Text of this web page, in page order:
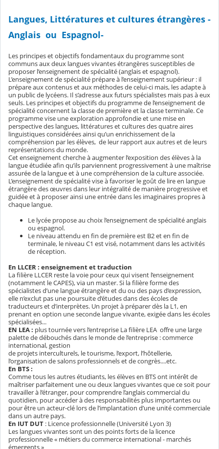
Langues, Littératures et cultures étrangères -
Anglais ou Espagnol-
Les principes et objectifs fondamentaux du programme sont
communs aux deux langues vivantes étrangères susceptibles de
proposer l’enseignement de spécialité (anglais et espagnol).
L’enseignement de spécialité prépare à l’enseignement supérieur : il
prépare aux contenus et aux méthodes de celui-ci mais, les adapte à
un public de lycéens. Il s’adresse aux futurs spécialistes mais pas à eux
seuls. Les principes et objectifs du programme de l’enseignement de
spécialité concernent la classe de première et la classe terminale. Ce
programme vise une exploration approfondie et une mise en
perspective des langues, littératures et cultures des quatre aires
linguistiques considérées ainsi qu’un enrichissement de la
compréhension par les élèves, de leur rapport aux autres et de leurs
représentations du monde.
Cet enseignement cherche à augmenter l’exposition des élèves à la
langue étudiée afin qu’ils parviennent progressivement à une maîtrise
assurée de la langue et à une compréhension de la culture associée.
L’enseignement de spécialité vise à favoriser le goût de lire en langue
étrangère des œuvres dans leur intégralité de manière progressive et
guidée et à proposer ainsi une entrée dans les imaginaires propres à
chaque langue.
Le lycée propose au choix l’enseignement de spécialité anglais
ou espagnol.
Le niveau attendu en fin de première est B2 et en fin de
terminale, le niveau C1 est visé, notamment dans les activités
de réception.
En LLCER : enseignement et traduction
La filière LLCER reste la voie pour ceux qui visent l’enseignement
(notamment le CAPES), via un master. Si la filière forme des
spécialistes d’une langue étrangère et du ou des pays d’expression,
elle n’exclut pas une poursuite d’études dans des écoles de
traducteurs et d’interprètes. Un projet à préparer dès la L1, en
prenant en option une seconde langue vivante, exigée dans les écoles
spécialisées...
EN LEA : plus tournée vers l’entreprise La filière LEA offre une large
palette de débouchés dans le monde de l’entreprise : commerce
international, gestion
de projets interculturels, le tourisme, l’export, l’hôtellerie,
l’organisation de salons professionnels et de congrès....etc.
En BTS :
Comme tous les autres étudiants, les élèves en BTS ont intérêt de
maîtriser parfaitement une ou deux langues vivantes que ce soit pour
travailler à l’étranger, pour comprendre l’anglais commercial du
quotidien, pour accéder à des responsabilités plus importantes ou
pour être un acteur-clé lors de l’implantation d’une unité commerciale
dans un autre pays.
En IUT DUT : Licence professionnelle (Université Lyon 3)
Les langues vivantes sont un des points forts de la licence
professionnelle « métiers du commerce international - marchés
émergents »